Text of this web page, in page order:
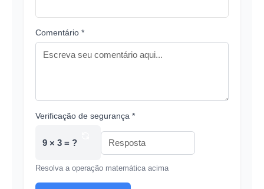
Comentário *
Verificação de segurança *
9 × 3 = ?
Resolva a operação matemática acima